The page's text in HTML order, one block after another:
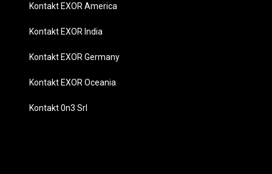
Kontakt EXOR America
Kontakt EXOR India
Kontakt EXOR Germany
Kontakt EXOR Oceania
Kontakt 0n3 Srl